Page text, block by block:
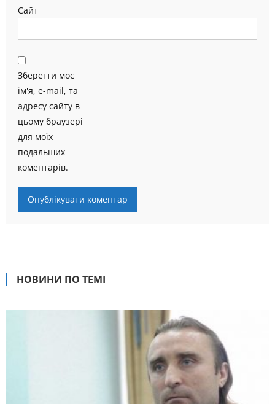
Сайт
Зберегти моє
ім'я, e-mail, та
адресу сайту в
цьому браузері
для моїх
подальших
коментарів.
НОВИНИ ПО ТЕМІ